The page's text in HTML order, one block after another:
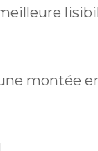
montée